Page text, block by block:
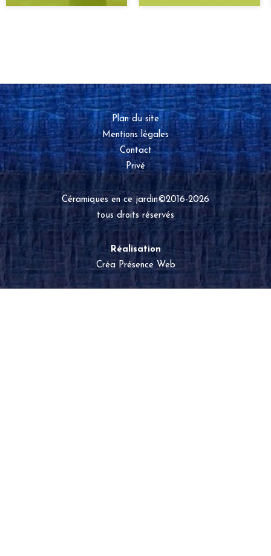
Céramiques en ce jardin©2016-2026
tous droits réservés
Réalisation
Créa Présence Web
Plan du site
Mentions légales
Contact
Privé